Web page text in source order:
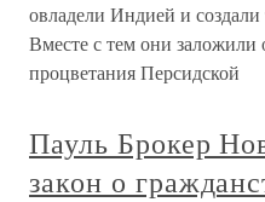
овладели Индией и
Вместе с тем они заложили
процветания Персидской
Пауль Брокер
закон о